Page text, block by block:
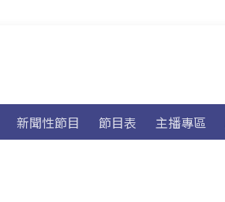
新聞性節目 節目表 主播專區